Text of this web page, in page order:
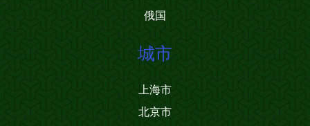
俄国
城市
上海市
北京市